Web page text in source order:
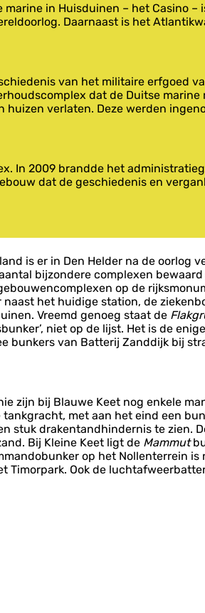
in Huisduinen – het Casino –
Daarnaast is het
van het militaire erfgoed
dat de Duitse
verlaten. Deze werden
In 2009 brandde het
dat de geschiedenis en
is er in Den Helder na de oorlog
bijzondere complexen
op de
het huidige station, de
Vreemd genoeg staat de
niet op de lijst. Het is de
bunkers van Batterij Zanddijk bij
zijn bij Blauwe Keet nog enkele
met aan het eind een
stuk drakentandhindernis te zien.
Bij Kleine Keet ligt de Mammut
op het Nollenterrein is
Timorpark. Ook de